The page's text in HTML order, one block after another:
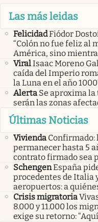
Las más leidas
FelicidadFiódor
“Colón no fue feliz al
América, sino
ViralIsaac Moreno
caída del Imperio
la Luna en el año
Alerta Se aproxima
serán las zonas
Últimas Noticias
Vivienda Confirmado:
permanecer hasta 5
contrato firmado sea
SchengenEspaña
procedentes de Italia
aeropuertos: a
Crisis migratoria
8.000 y 11.000 los
exige su retorno: